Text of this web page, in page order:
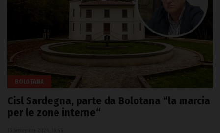
BOLOTANA
Cisl Sardegna, parte da Bolotana “la marcia
per le zone interne“